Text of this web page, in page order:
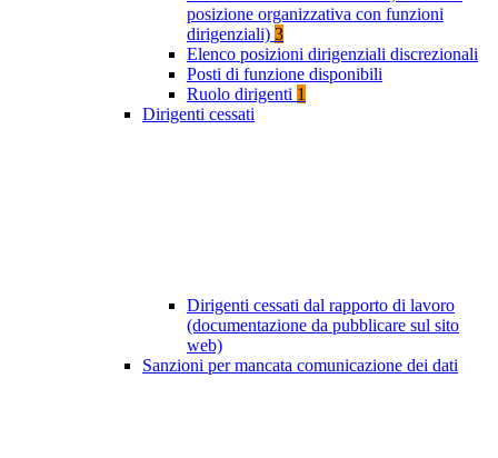
posizione organizzativa con funzioni
dirigenziali) 3
Elenco posizioni dirigenziali discrezionali
Posti di funzione disponibili
Ruolo dirigenti 1
Dirigenti cessati
Dirigenti cessati dal rapporto di lavoro
(documentazione da pubblicare sul sito
web)
Sanzioni per mancata comunicazione dei dati